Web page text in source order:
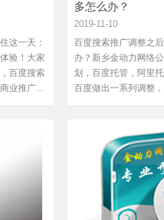
这一天：
验！大家
百度搜索
业推广...
多怎么办？
2019-11-10
百度搜索推广调整之
办？新乡金动力网络
划，百度托管，阿里
百度做出一系列调整